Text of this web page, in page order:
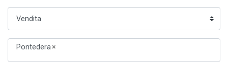
Pontedera×